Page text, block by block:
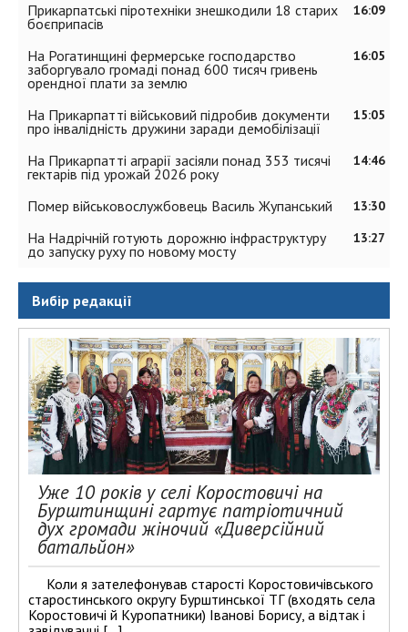
16:09
Прикарпатські піротехніки знешкодили 18 старих
боєприпасів
16:05
На Рогатинщині фермерське господарство
заборгувало громаді понад 600 тисяч гривень
орендної плати за землю
15:05
На Прикарпатті військовий підробив документи
про інвалідність дружини заради демобілізації
14:46
На Прикарпатті аграрії засіяли понад 353 тисячі
гектарів під урожай 2026 року
13:30
Помер військовослужбовець Василь Жупанський
13:27
На Надрічній готують дорожню інфраструктуру
до запуску руху по новому мосту
Вибір редакції
Уже 10 років у селі Коростовичі на
Бурштинщині гартує патріотичний
дух громади жіночий «Диверсійний
батальйон»
Коли я зателефонував старості Коростовичівського
старостинського округу Бурштинської ТГ (входять села
Коростовичі й Куропатники) Іванові Борису, а відтак і